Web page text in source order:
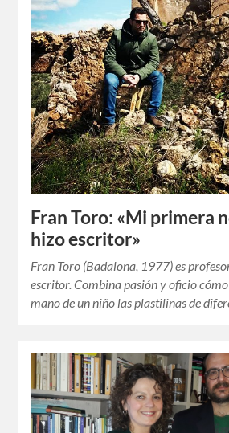
Fran Toro: «Mi primera
hizo escritor»
Fran Toro (Badalona, ​​1977) es
escritor. Combina pasión y oficio
mano de un niño las plastilinas de